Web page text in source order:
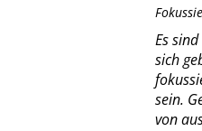
Es
sich
sein.
von